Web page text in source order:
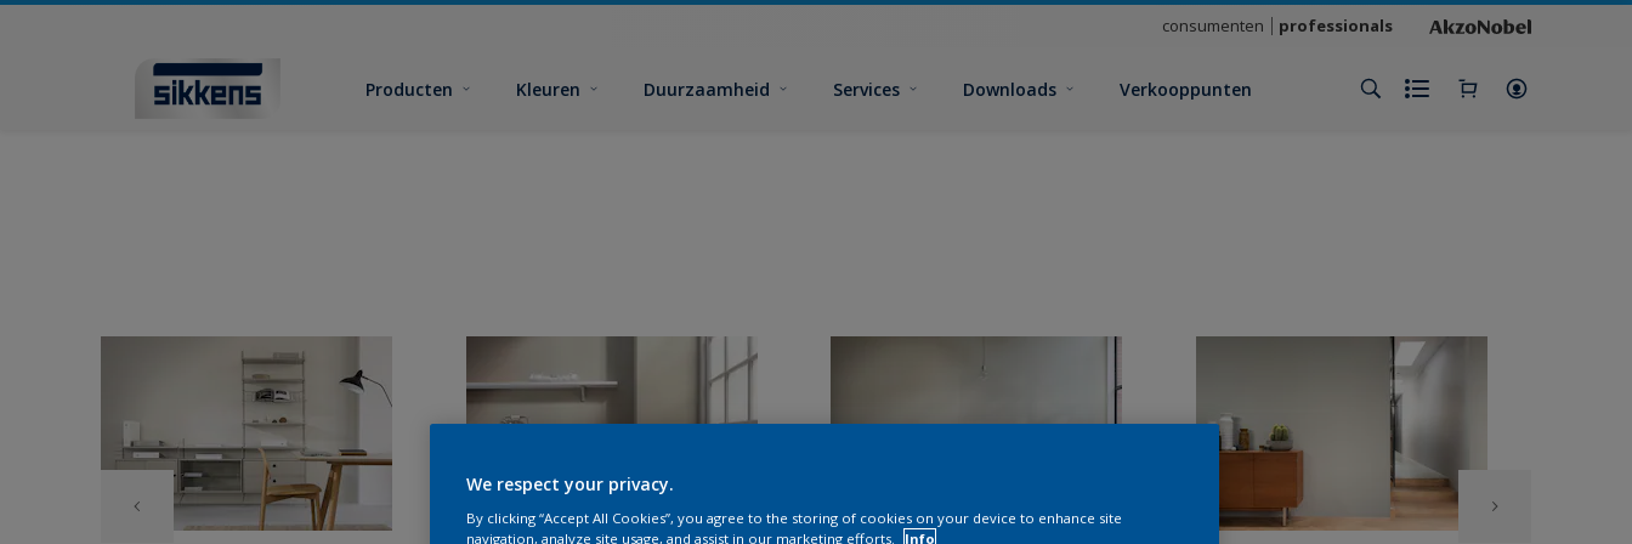
consumenten professionals
Producten Kleuren Duurzaamheid Services Downloads Verkooppunten
We respect your privacy.
By clicking “Accept All Cookies”, you agree to the storing of cookies on your device to enhance site
navigation, analyze site usage, and assist in our marketing efforts.
Info